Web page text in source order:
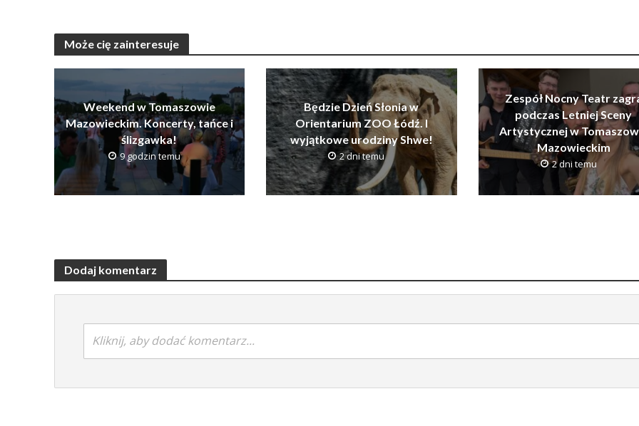
Może cię zainteresuje
Weekend w Tomaszowie
Mazowieckim. Koncerty, tańce i
ślizgawka!
9 godzin temu
Będzie Dzień Słonia w
Orientarium ZOO Łódź. I
wyjątkowe urodziny Shwe!
2 dni temu
Zespół Nocny Teatr
podczas Letniej Sceny
Artystycznej w
Mazowieckim
2 dni temu
Dodaj komentarz
Kliknij, aby dodać komentarz...